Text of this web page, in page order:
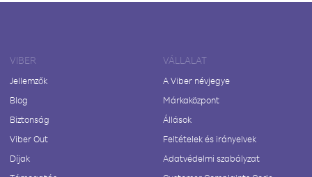
VIBER
Jellemzők
Blog
Biztonság
Viber Out
Díjak
VÁLLALAT
A Viber névjegye
Márkaközpont
Állások
Feltételek és irányelvek
Adatvédelmi szabályzat